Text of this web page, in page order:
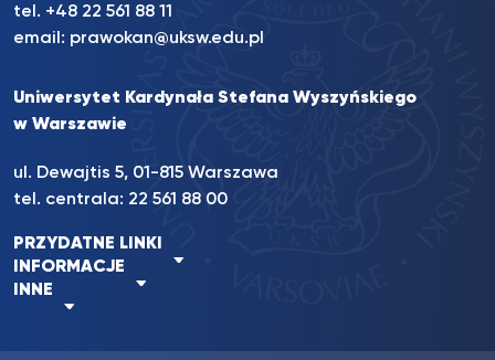
tel. +48 22 561 88 11
email: prawokan@uksw.edu.pl
Uniwersytet Kardynała Stefana Wyszyńskiego
w Warszawie
ul. Dewajtis 5, 01-815 Warszawa
tel. centrala: 22 561 88 00
PRZYDATNE LINKI
INFORMACJE
INNE